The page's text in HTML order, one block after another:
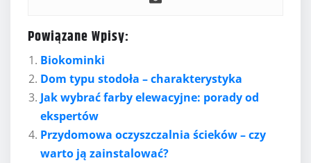
Powiązane Wpisy:
Biokominki
Dom typu stodoła – charakterystyka
Jak wybrać farby elewacyjne: porady od
ekspertów
Przydomowa oczyszczalnia ścieków – czy
warto ją zainstalować?